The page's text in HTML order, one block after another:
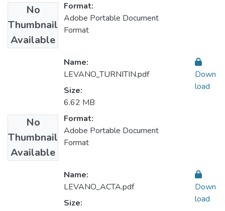
No
Thumbnail
Available
Format:
Adobe Portable Document
Format
No
Thumbnail
Available
Name:
LEVANO_TURNITIN.pdf
Size:
6.62 MB
Format:
Adobe Portable Document
Format
Down
load
Name:
LEVANO_ACTA.pdf
Size:
Down
load